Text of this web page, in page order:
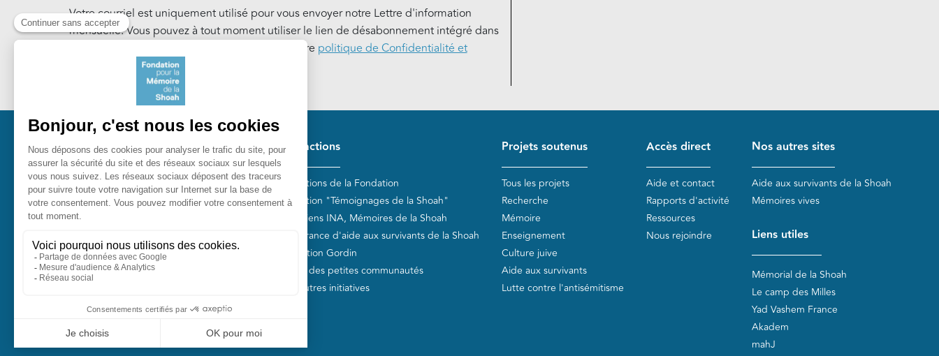
Votre courriel est uniquement utilisé pour vous envoyer notre Lettre d'information
mensuelle. Vous pouvez à tout moment utiliser le lien de désabonnement intégré dans
notre Lettre d'information. En savoir plus sur notre politique de Confidentialité et
Fondation pour la Mémoire de la
Shoah
Tél. 01 53 42 63 10
Pied de page
Nos actions
Les actions de la Fondation
Collection "Témoignages de la Shoah"
Entretiens INA, Mémoires de la Shoah
Plan France d'aide aux survivants de la Shoah
Fondation Gordin
Fonds des petites communautés
Nos autres initiatives
Projets soutenus
Tous les projets
Recherche
Mémoire
Enseignement
Culture juive
Aide aux survivants
Lutte contre l'antisémitisme
Accès direct
Aide et contact
Rapports d'activité
Ressources
Nous rejoindre
Nos autres sites
Aide aux survivants de la Shoah
Mémoires vives
Liens utiles
Mémorial de la Shoah
Le camp des Milles
Yad Vashem France
Akadem
mahJ